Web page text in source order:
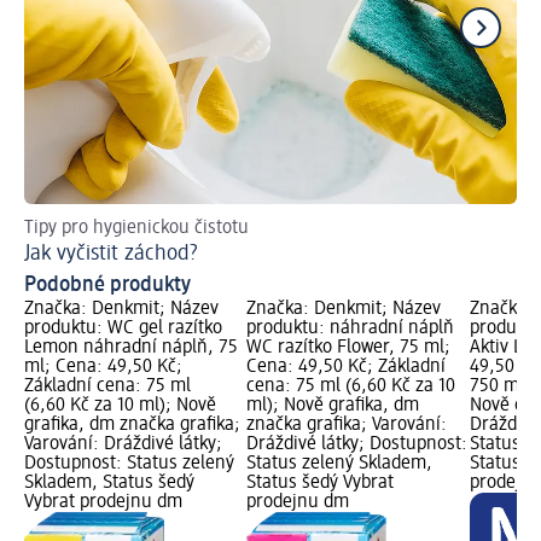
Tipy pro hygienickou čistotu
Jak vyčistit záchod?
Podobné produkty
Značka: Denkmit; Název
produktu: WC gel razítko
Lemon náhradní náplň, 75
ml; Cena: 49,50 Kč;
Základní cena: 75 ml
(6,60 Kč za 10 ml); Nově
grafika, dm značka grafika;
Varování: Dráždivé látky;
Dostupnost: Status zelený
Skladem, Status šedý
Vybrat prodejnu dm
Značka: Denkmit; Název
produktu: náhradní náplň
WC razítko Flower, 75 ml;
Cena: 49,50 Kč; Základní
cena: 75 ml (6,60 Kč za 10
ml); Nově grafika, dm
značka grafika; Varování:
Dráždivé látky; Dostupnost:
Status zelený Skladem,
Status šedý Vybrat
prodejnu dm
Značka:
Aktiv
49,50
750 ml
Nově
Status
Status